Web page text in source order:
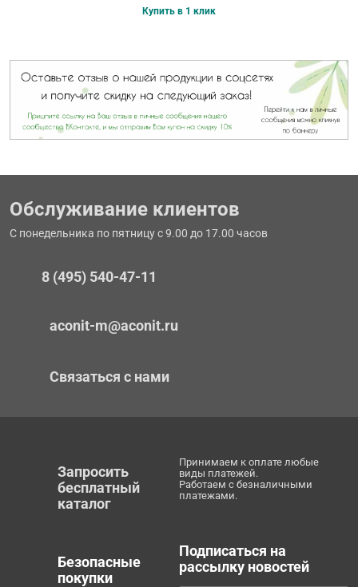
Купить в 1 клик
Обслуживание клиентов
С понедельника по пятницу с 9.00 до 17.00 часов
8 (495) 540-47-11
aconit-m@aconit.ru
Связаться с нами
Запросить
бесплатный
каталог
Принимаем к оплате любые
виды платежей.
Работаем с безналичными
платежами.
Безопасные
покупки
Подписаться на
рассылку новостей